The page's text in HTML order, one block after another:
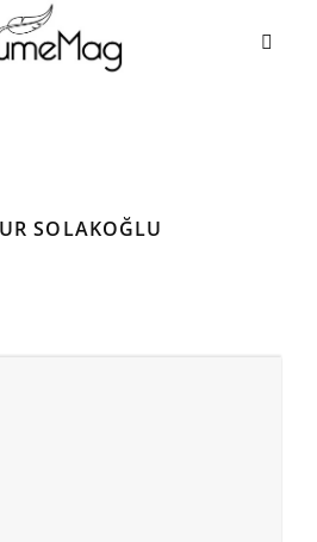
SOLAKOĞLU